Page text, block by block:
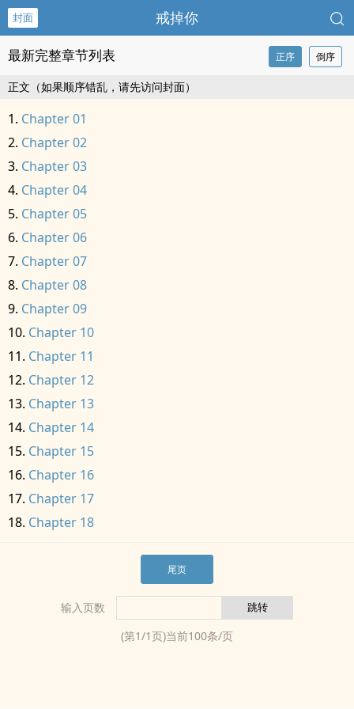
封面 戒掉你
最新完整章节列表 正序 倒序
正文（如果顺序错乱，请先访问封面）
Chapter 01
Chapter 02
Chapter 03
Chapter 04
Chapter 05
Chapter 06
Chapter 07
Chapter 08
Chapter 09
Chapter 10
Chapter 11
Chapter 12
Chapter 13
Chapter 14
Chapter 15
Chapter 16
Chapter 17
Chapter 18
尾页
输入页数
(第1/1页)当前100条/页